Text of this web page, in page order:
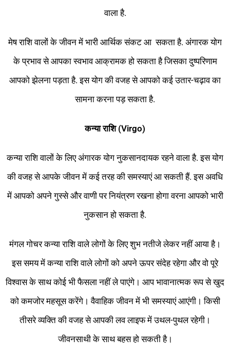
वाला है.
मेष राशि वालों के जीवन में भारी आर्थिक संकट आ सकता है. अंगारक योग
के प्रभाव से आपका स्वभाव आक्रामक हो सकता है जिसका दुष्परिणाम
आपको झेलना पड़ता है. इस योग की वजह से आपको कई उतार-चढ़ाव का
सामना करना पड़ सकता है.
कन्या राशि (Virgo)
कन्या राशि वालों के लिए अंगारक योग नुकसानदायक रहने वाला है. इस योग
की वजह से आपके जीवन में कई तरह की समस्याएं आ सकती हैं. इस अवधि
में आपको अपने गुस्से और वाणी पर नियंत्रण रखना होगा वरना आपको भारी
नुकसान हो सकता है.
मंगल गोचर कन्या राशि वाले लोगों के लिए शुभ नतीजे लेकर नहीं आया है।
इस समय में कन्या राशि वाले लोगों को अपने ऊपर संदेह रहेगा और वो पूरे
विश्वास के साथ कोई भी फैसला नहीं ले पाएंगे। आप भावानात्मक रूप से खुद
को कमजोर महसूस करेंगे। वैवाहिक जीवन में भी समस्याएं आएंगी। किसी
तीसरे व्यक्ति की वजह से आपकी लव लाइफ में उथल-पुथल रहेगी।
जीवनसाथी के साथ बहस हो सकती है।